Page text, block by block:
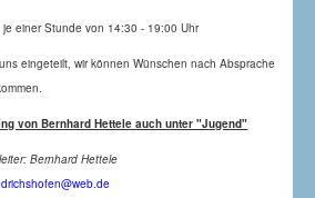
einer Stunde von 14:30 - 19:00 Uhr
eingeteilt, wir können Wünschen nach Absprache
von Bernhard Hettele auch unter "Jugend"
Bernhard Hettele